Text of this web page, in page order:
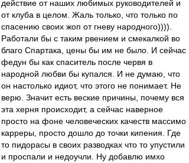
действие от наших любимых руководителей и
от клуба в целом. Жаль только, что только по
спасению своих жоп от гневу народного)))).
Работали бы с таким рвением и смекалкой во
благо Спартака, цены бы им не было. И сейчас
федун бы как спаситель после червя в
народной любви бы купался. И не думаю, что
он настолько идиот, что этого не понимает. Не
верю. Значит есть веские причины, почему вся
эта херня происходит, а сейчас наверное
просто на фоне человеческих качеств массимо
карреры, просто дошло до точки кипения. Где
то пидорасы в своих разводках что то упустили
и проспали и недоучли. Ну добавлю имхо